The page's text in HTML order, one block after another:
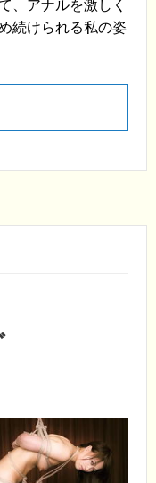
、アナルを激しく
続けられる私の姿